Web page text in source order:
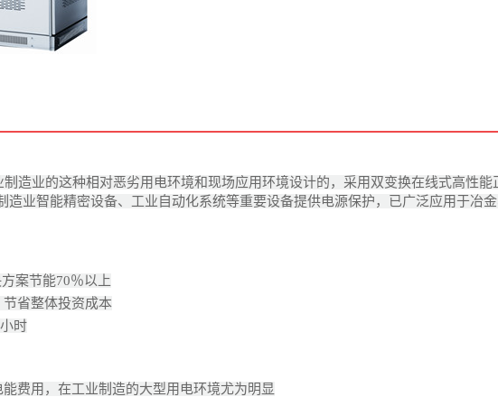
造业的这种相对恶劣用电环境和现场应用环境设计的，采用双变换在线式高性
业智能精密设备、工业自动化系统等重要设备提供电源保护，已广泛应用于冶
案节能70％以上
省整体投资成本
时
费用，在工业制造的大型用电环境尤为明显